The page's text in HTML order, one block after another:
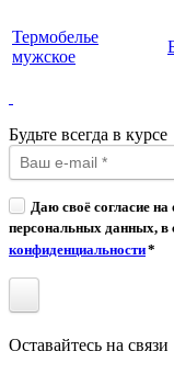
Термобелье
мужское
Будьте всегда в курсе
Даю своё согласие
персональных данных, в
конфиденциальности*
Оставайтесь на связи